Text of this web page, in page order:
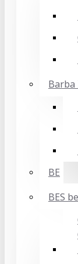
BE
BES